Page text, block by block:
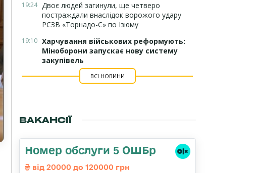
19:24 Двоє людей загинули, ще четверо
постраждали внаслідок ворожого удару
РСЗВ «Торнадо-С» по Ізюму
19:10 Харчування військових реформують:
Міноборони запускає нову систему
закупівель
ВСІ НОВИНИ
ВАКАНСІЇ
Номер обслуги 5 ОШБр
від 20000 до 120000 грн